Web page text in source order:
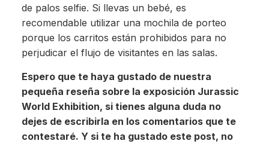
de palos selfie. Si llevas un bebé, es
recomendable utilizar una mochila de porteo
porque los carritos están prohibidos para no
perjudicar el flujo de visitantes en las salas.
Espero que te haya gustado de nuestra
pequeña reseña sobre la exposición Jurassic
World Exhibition, si tienes alguna duda no
dejes de escribirla en los comentarios que te
contestaré. Y si te ha gustado este post, no